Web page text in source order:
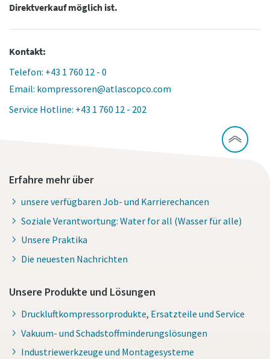
Direktverkauf möglich ist.
Kontakt:
Telefon: +43 1 760 12 - 0
Email: kompressoren@atlascopco.com
Service Hotline: +43 1 760 12 - 202
Erfahre mehr über
unsere verfügbaren Job- und Karrierechancen
Soziale Verantwortung: Water for all (Wasser für alle)
Unsere Praktika
Die neuesten Nachrichten
Unsere Produkte und Lösungen
Druckluftkompressorprodukte, Ersatzteile und Service
Vakuum- und Schadstoffminderungslösungen
Industriewerkzeuge und Montagesysteme